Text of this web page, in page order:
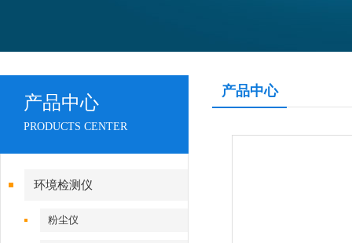
产品中心
PRODUCTS CENTER
环境检测仪
粉尘仪
产品中心